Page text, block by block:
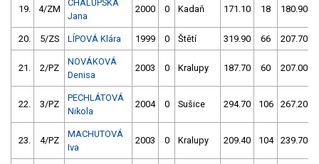
19. 4/ZM
CHALUPSKÁ
Jana
2000 0 Kadaň 171.10 18 180.90
20. 5/ZS LÍPOVÁ Klára 1999 0 Štětí 319.90 66 207.70
21. 2/PZ
NOVÁKOVÁ
Denisa
2003 0 Kralupy 187.70 60 207.00
22. 3/PZ
PECHLÁTOVÁ
Nikola
2004 0 Sušice 294.70 106 267.20
23. 4/PZ
MACHUTOVÁ
Iva
2003 0 Kralupy 209.40 104 239.70